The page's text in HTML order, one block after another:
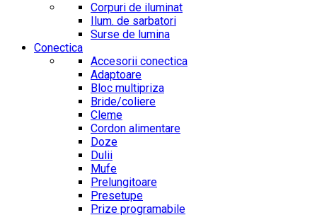
Corpuri de iluminat
Ilum. de sarbatori
Surse de lumina
Conectica
Accesorii conectica
Adaptoare
Bloc multipriza
Bride/coliere
Cleme
Cordon alimentare
Doze
Dulii
Mufe
Prelungitoare
Presetupe
Prize programabile